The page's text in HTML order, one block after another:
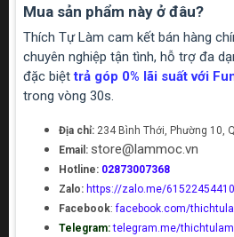
Mua sản phẩm này ở đâu?
Thích Tự Làm cam kết bán hàng
chuyên nghiệp tận tình, hỗ trợ đa
đặc biệttrả góp 0% lãi suất với
trong vòng 30s.
Địa chỉ: 234 Bình Thới, Phường 10,
Email: store@lammoc.vn
Hotline: 02873007368
Zalo: https://zalo.me/
Facebook:facebook.com/
Telegram: telegram.me/thichtulam